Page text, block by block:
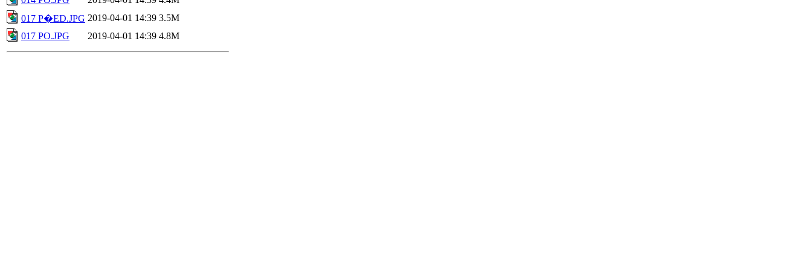
017 P�ED.JPG 2019-04-01 14:39 3.5M
017 PO.JPG
2019-04-01 14:39 4.8M